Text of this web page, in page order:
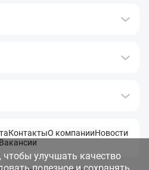
КонтактыО компанииНовости
Вакансии
улучшать качество